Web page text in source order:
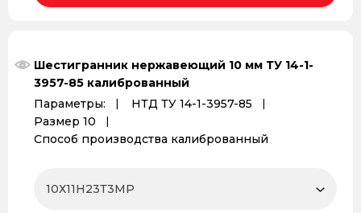
Шестигранник нержавеющий 10 мм ТУ 14-1-
3957-85 калиброванный
Параметры:
НТД ТУ 14-1-3957-85
Размер 10
Способ производства калиброванный